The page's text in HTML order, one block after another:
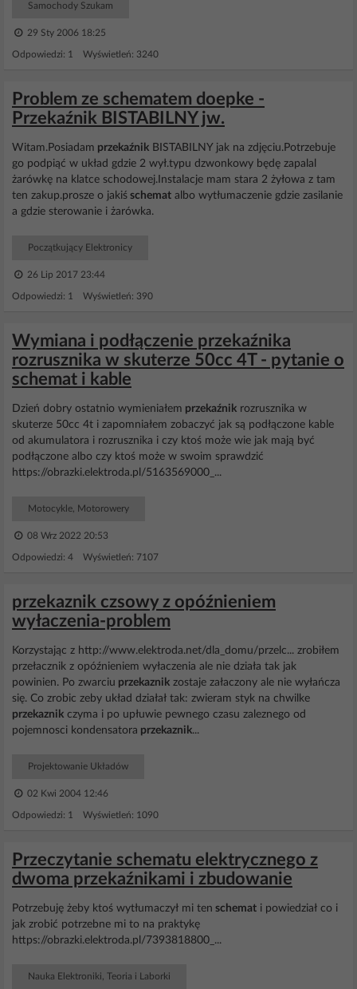
Samochody Szukam
29 Sty 2006 18:25
Odpowiedzi: 1 Wyświetleń: 3240
Problem ze schematem doepke -
Przekaźnik BISTABILNY jw.
Witam.Posiadam przekaźnik BISTABILNY jak na zdjęciu.Potrzebuje
go podpiąć w układ gdzie 2 wył.typu dzwonkowy będę zapalal
żarówkę na klatce schodowej.Instalacje mam stara 2 żyłowa z tam
ten zakup.prosze o jakiś schemat albo wytłumaczenie gdzie zasilanie
a gdzie sterowanie i żarówka.
Początkujący Elektronicy
26 Lip 2017 23:44
Odpowiedzi: 1 Wyświetleń: 390
Wymiana i podłączenie przekaźnika
rozrusznika w skuterze 50cc 4T - pytanie o
schemat i kable
Dzień dobry ostatnio wymieniałem przekaźnik rozrusznika w
skuterze 50cc 4t i zapomniałem zobaczyć jak są podłączone kable
od akumulatora i rozrusznika i czy ktoś może wie jak mają być
podłączone albo czy ktoś może w swoim sprawdzić
https://obrazki.elektroda.pl/5163569000_...
Motocykle, Motorowery
08 Wrz 2022 20:53
Odpowiedzi: 4 Wyświetleń: 7107
przekaznik czsowy z opóźnieniem
wyłaczenia-problem
Korzystając z http://www.elektroda.net/dla_domu/przelc... zrobiłem
przełacznik z opóźnieniem wyłaczenia ale nie działa tak jak
powinien. Po zwarciu przekaznik zostaje załaczony ale nie wyłańcza
się. Co zrobic zeby układ działał tak: zwieram styk na chwilke
przekaznik czyma i po upłuwie pewnego czasu zaleznego od
pojemnosci kondensatora przekaznik...
Projektowanie Układów
02 Kwi 2004 12:46
Odpowiedzi: 1 Wyświetleń: 1090
Przeczytanie schematu elektrycznego z
dwoma przekaźnikami i zbudowanie
Potrzebuję żeby ktoś wytłumaczył mi ten schemat i powiedział co i
jak zrobić potrzebne mi to na praktykę
https://obrazki.elektroda.pl/7393818800_...
Nauka Elektroniki, Teoria i Laborki